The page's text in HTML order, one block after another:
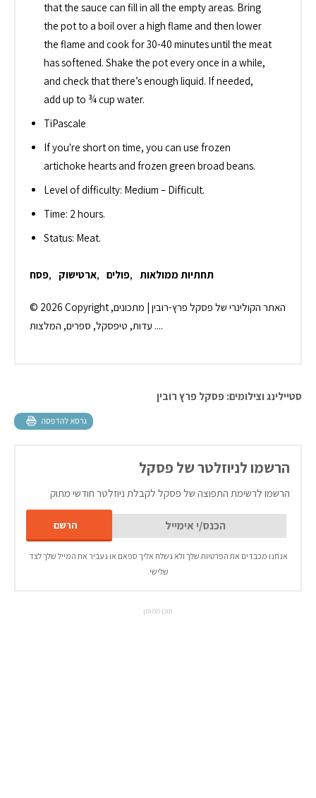
that the sauce can fill in all the empty areas. Bring
the pot to a boil over a high flame and then lower
the flame and cook for 30-40 minutes until the meat
has softened. Shake the pot every once in a while,
and check that there’s enough liquid. If needed,
add up to ¾ cup water.
TiPascale
If you're short on time, you can use frozen
artichoke hearts and frozen green broad beans.
Level of difficulty: Medium – Difficult.
Time: 2 hours.
Status: Meat.
פסח, ארטישוק, פולים, תחתיות ממולאות
© 2026 Copyright האתר הקולינרי של פסקל פרץ-רובין | מתכונים,
עדות, טיפסקל, ספרים, המלצות ....
סטיילינג וצילומים: פסקל פרץ רובין
הרשמו לניוזלטר של פסקל
הרשמו לרשימת התפוצה של פסקל לקבלת ניוזלטר חודשי מתוק
אנחנו מכבדים את הפרטיות שלך ולא נשלח אליך ספאם או נעביר את המייל שלך לצד
שלישי.
תוכן ממומן